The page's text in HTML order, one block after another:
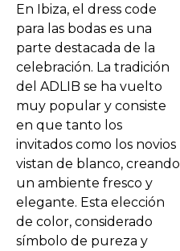
En Ibiza, el dress code
para las bodas es una
parte destacada de la
celebración. La tradición
del ADLIB se ha vuelto
muy popular y consiste
en que tanto los
invitados como los novios
vistan de blanco, creando
un ambiente fresco y
elegante. Esta elección
de color, considerado
símbolo de pureza y